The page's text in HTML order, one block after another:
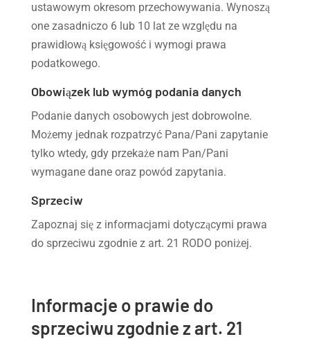
ustawowym okresom przechowywania. Wynoszą
one zasadniczo 6 lub 10 lat ze względu na
prawidłową księgowość i wymogi prawa
podatkowego.
Obowiązek lub wymóg podania danych
Podanie danych osobowych jest dobrowolne.
Możemy jednak rozpatrzyć Pana/Pani zapytanie
tylko wtedy, gdy przekaże nam Pan/Pani
wymagane dane oraz powód zapytania.
Sprzeciw
Zapoznaj się z informacjami dotyczącymi prawa
do sprzeciwu zgodnie z art. 21 RODO poniżej.
Informacje o prawie do
sprzeciwu zgodnie z art. 21